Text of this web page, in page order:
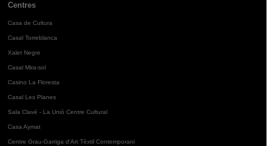
Centres
Casa de Cultura
Casal Torreblanca
Xalet Negre
Casal Mira-sol
Casino La Floresta
Casal Les Planes
Sala Clavé - La Unió Centre Cultural
Casa Aymat
Centre Grau-Garriga d'Art Tèxtil Contemporani